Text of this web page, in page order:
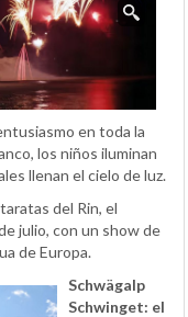
en toda la
los niños iluminan
llenan el cielo de luz.
del Rin, el
julio, con un show de
de Europa.
Schwägalp
Schwinget: el